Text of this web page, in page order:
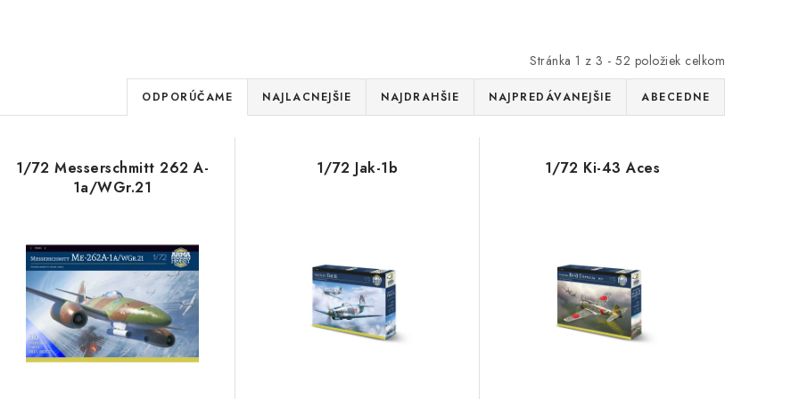
Stránka 1 z 3 - 52 položiek celkom
R
a
d
e
i
e
p
r
ODPORÚČAME NAJLACNEJŠIE NAJDRAHŠIE NAJPREDÁVANEJŠIE ABECEDNE
1/72 Messerschmitt 262 A-
1a/WGr.21
1/72 Jak-1b 1/72 Ki-43 Aces